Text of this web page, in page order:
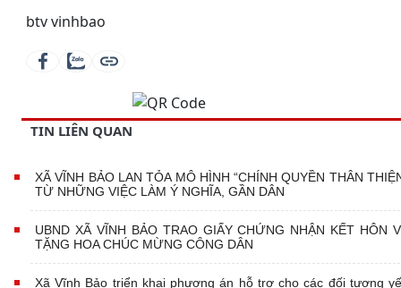
btv vinhbao
TIN LIÊN QUAN
XÃ VĨNH BẢO LAN TỎA MÔ HÌNH “CHÍNH QUYỀN THÂN
TỪ NHỮNG VIỆC LÀM Ý NGHĨA, GẦN DÂN
UBND XÃ VĨNH BẢO TRAO GIẤY CHỨNG NHẬN KẾT HÔN
TẶNG HOA CHÚC MỪNG CÔNG DÂN
Xã Vĩnh Bảo triển khai phương án hỗ trợ cho các đối tượng